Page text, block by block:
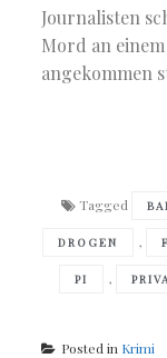
Journalisten
Mord an
angekommen
Tagged
DROGEN ,
PI ,
Posted in Krimi